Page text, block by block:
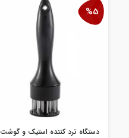
%5
دستگاه ترد کننده استیک و گوشت